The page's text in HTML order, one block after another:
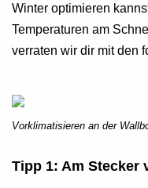
Winter optimieren
Temperaturen am
verraten wir dir mit den
Vorklimatisieren an der
Tipp 1: Am Stecker